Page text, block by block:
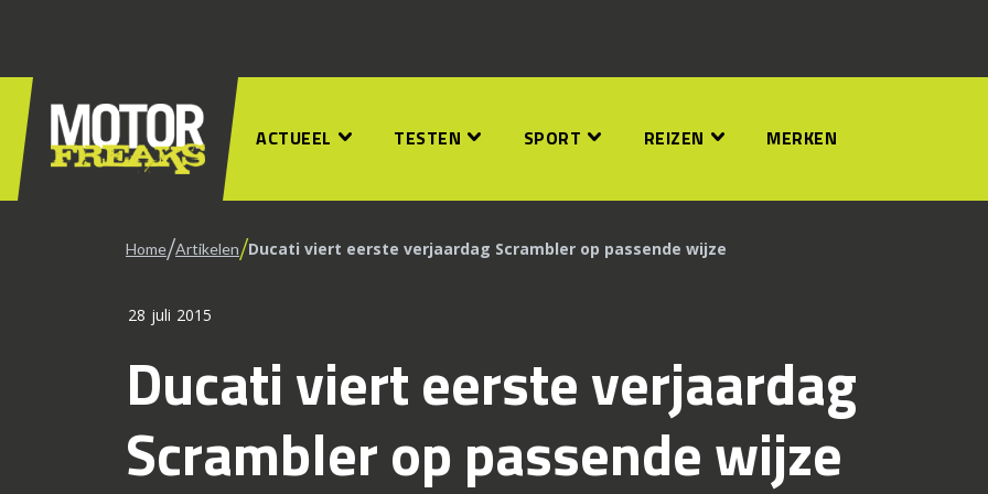
ACTUEEL TESTEN SPORT REIZEN MERKEN
Home/Artikelen/Ducati viert eerste verjaardag Scrambler op passende wijze
28 juli 2015
Ducati viert eerste verjaardag
Scrambler op passende wijze